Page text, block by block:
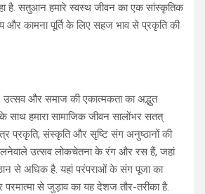
है. सतुआन हमारे स्वस्थ जीवन का एक सांस्कृतिक
और कामना पूर्ति के लिए सहज भाव से प्रकृति की
उत्सव और समाज की एकात्मकता का अद्भुत
हमारा सामाजिक जीवन सालोंभर सतत्
प्रकृति, संस्कृति और सृष्टि संग अनुष्ठानों की
चलनेवाले उत्सव लोकचेतना के रंग और रस हैं, जहां
से अधिक है. यहां परंपराओं के संग पूजा का
परमात्मा से जुड़ाव का यह देशज तौर-तरीका है.